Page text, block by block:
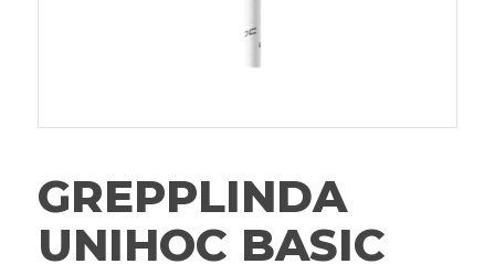
GREPPLINDA
UNIHOC BASIC